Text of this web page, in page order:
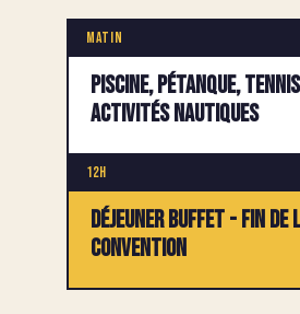
Matin
Piscine, pétanque,
activités nautiques
12h
Déjeuner buffet - Fin de
convention